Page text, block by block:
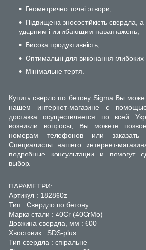
Геометрично точні отвори;
Підвищена зносостійкість свердла, а
ударним і изгибающим навантажень;
Висока продуктивність;
Оптимальні для виконання глибоких
Мінімальне тертя.
Купить сверло по бетону Sigma Вы
нашем интернет-магазине с
доставка осуществляется по всей
возникли вопросы, Вы можете
номерам телефонов или заказать
Специалисты нашего интернет-
подробные консультации и помогут
выбор.
ПАРАМЕТРИ:
Артикул : 182860z
Тип : Свердло по бетону
Марка стали : 40Cr (40CrMo)
Довжина свердла, мм : 600
Хвостовик : SDS-plus
Тип свердла : спіральне